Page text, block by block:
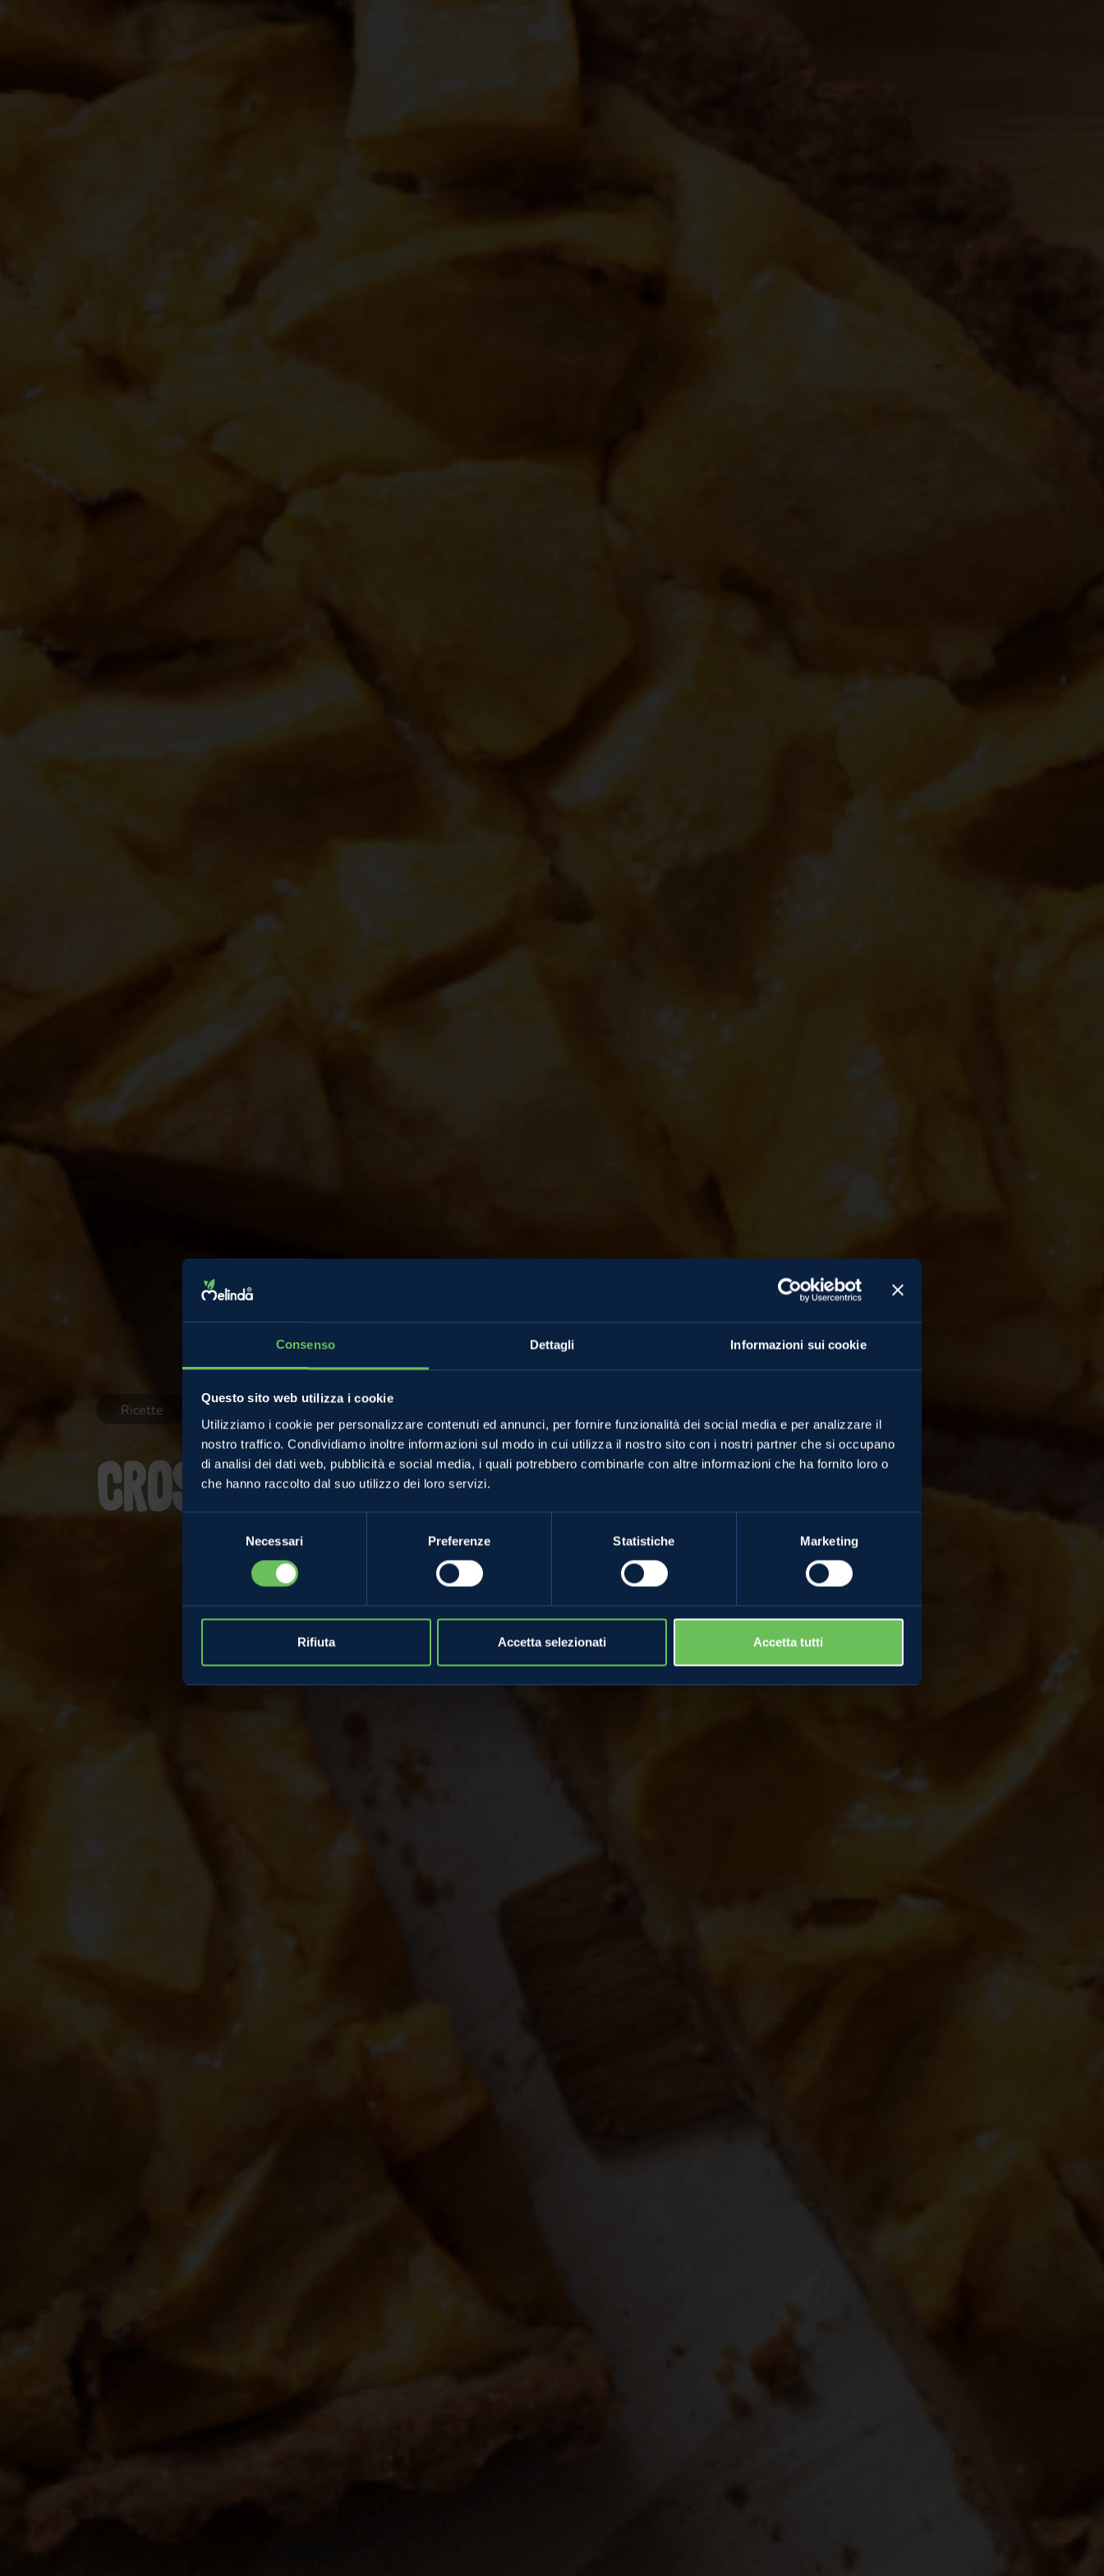
Consenso Dettagli Informazioni sui cookie
Questo sito web utilizza i cookie
Utilizziamo i cookie per personalizzare contenuti ed annunci, per fornire funzionalità dei social media e per analizzare il
nostro traffico. Condividiamo inoltre informazioni sul modo in cui utilizza il nostro sito con i nostri partner che si occupano
di analisi dei dati web, pubblicità e social media, i quali potrebbero combinarle con altre informazioni che ha fornito loro o
che hanno raccolto dal suo utilizzo dei loro servizi.
Necessari Preferenze Statistiche Marketing
Rifiuta Accetta selezionati Accetta tutti
Ricette
Crostata di farro Renetta